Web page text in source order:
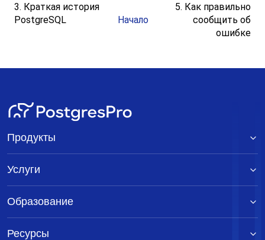
3. Краткая история
PostgreSQL
Начало
5. Как правильно
сообщить об
ошибке
Продукты
Услуги
Образование
Ресурсы